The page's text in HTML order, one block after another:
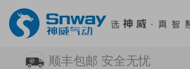
顺丰包邮 安全无忧